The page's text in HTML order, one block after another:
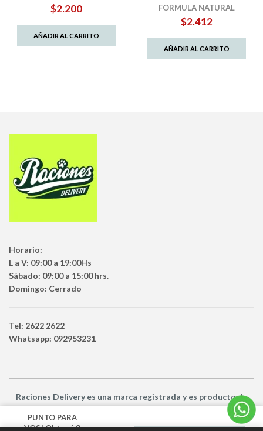
$2.200
AÑADIR AL CARRITO
FORMULA NATURAL
$2.412
AÑADIR AL CARRITO
Horario:
L a V: 09:00 a 19:00Hs
Sábado: 09:00 a 15:00 hrs.
Domingo: Cerrado
Tel: 2622 2622
Whatsapp: 092953231
Raciones Deliveryes una marca registrada y es productode
Netbuy Uruguay SRL -© Todos los derechos reservados
PUNTO PARA
VOS! Obtené 8